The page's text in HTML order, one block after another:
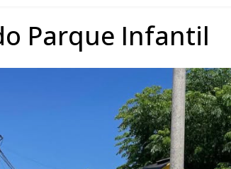
Parque Infantil